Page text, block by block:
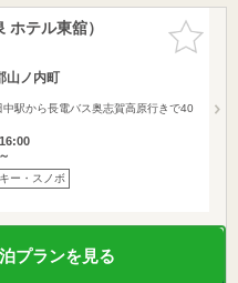
お気に入
りに追加
テル東舘）
山ノ内町
駅から長電バス奥志賀高原行きで40
ー・スノボ
プランを見る